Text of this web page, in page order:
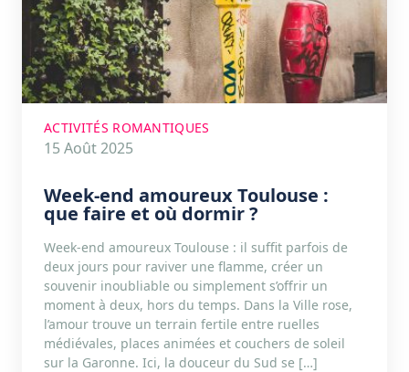
ACTIVITÉS ROMANTIQUES
15 Août 2025
Week-end amoureux Toulouse :
que faire et où dormir ?
Week-end amoureux Toulouse : il suffit parfois de
deux jours pour raviver une flamme, créer un
souvenir inoubliable ou simplement s’offrir un
moment à deux, hors du temps. Dans la Ville rose,
l’amour trouve un terrain fertile entre ruelles
médiévales, places animées et couchers de soleil
sur la Garonne. Ici, la douceur du Sud se […]